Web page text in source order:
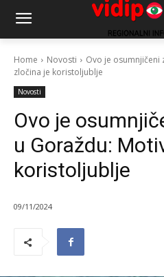
Home Novosti
Ovo je osumnjičeni
zločina je koristoljublje
Novosti
Ovo je
u Goraždu:
koristoljublje
09/11/2024